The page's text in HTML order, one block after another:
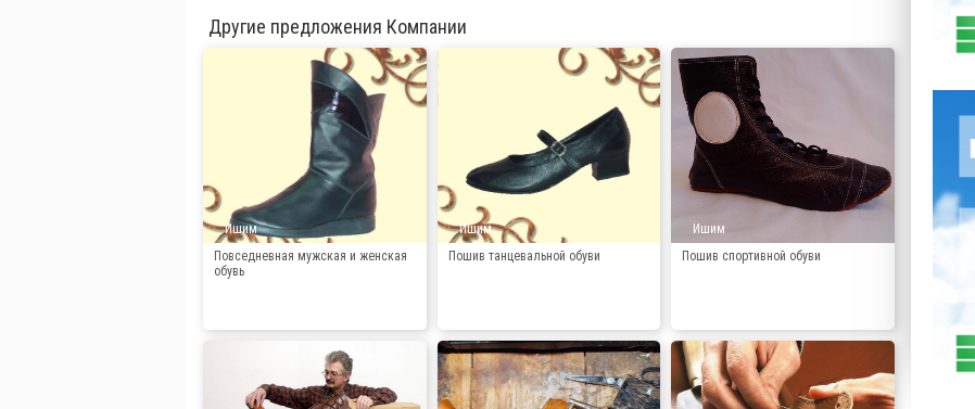
Другие предложения Компании
Ишим
Повседневная мужская и женская
обувь
Ишим
Пошив танцевальной обуви
Ишим
Пошив спортивной обуви